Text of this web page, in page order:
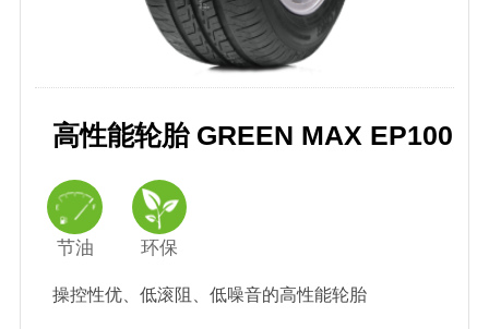
高性能轮胎 GREEN MAX EP100
节油 环保
操控性优、低滚阻、低噪音的高性能轮胎